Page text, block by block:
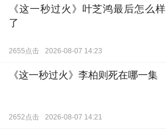
《这一秒过火》叶芝鸿最后怎么样
了
2655点击 2026-08-07 14:23
《这一秒过火》李柏则死在哪一集
2652点击 2026-08-07 14:21